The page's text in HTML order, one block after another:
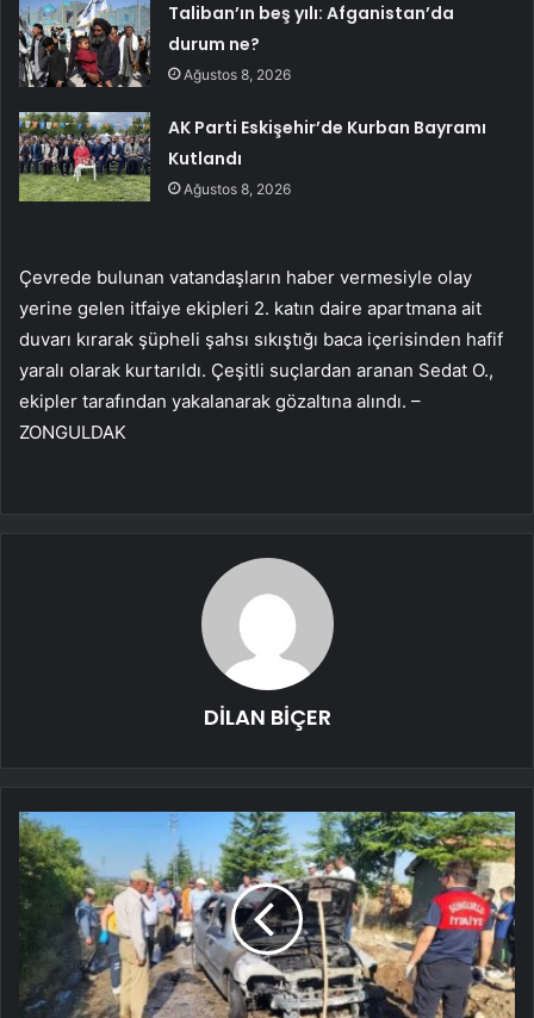
Taliban’ın beş yılı: Afganistan’da
durum ne?
Ağustos 8, 2026
AK Parti Eskişehir’de Kurban Bayramı
Kutlandı
Ağustos 8, 2026
Çevrede bulunan vatandaşların haber vermesiyle olay
yerine gelen itfaiye ekipleri 2. katın daire apartmana ait
duvarı kırarak şüpheli şahsı sıkıştığı baca içerisinden hafif
yaralı olarak kurtarıldı. Çeşitli suçlardan aranan Sedat O.,
ekipler tarafından yakalanarak gözaltına alındı. –
ZONGULDAK
DİLAN BİÇER